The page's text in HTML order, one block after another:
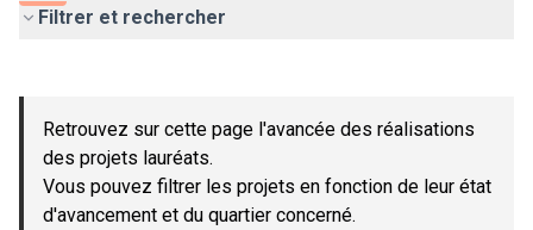
Filtrer et rechercher
−
Retrouvez sur cette page l'avancée des réalisations
des projets lauréats.
Vous pouvez filtrer les projets en fonction de leur état
d'avancement et du quartier concerné.